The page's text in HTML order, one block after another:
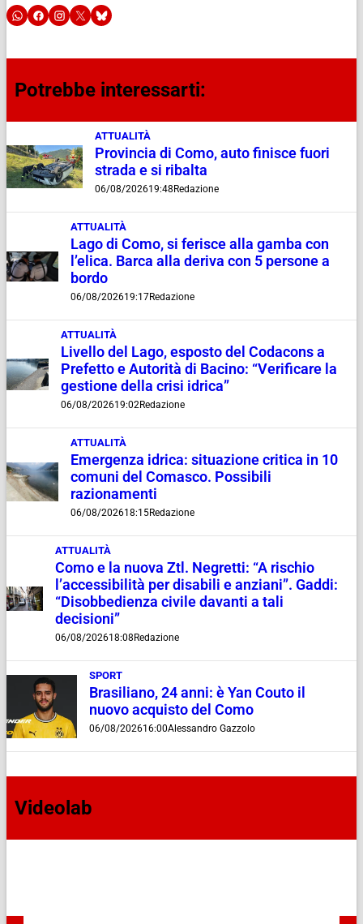
Potrebbe interessarti:
ATTUALITÀ
Provincia di Como, auto finisce fuori
strada e si ribalta
06/08/202619:48 Redazione
ATTUALITÀ
Lago di Como, si ferisce alla gamba con
l’elica. Barca alla deriva con 5 persone a
bordo
06/08/202619:17Redazione
ATTUALITÀ
Livello del Lago, esposto del Codacons a
Prefetto e Autorità di Bacino: “Verificare la
gestione della crisi idrica”
06/08/202619:02Redazione
ATTUALITÀ
Emergenza idrica: situazione critica in 10
comuni del Comasco. Possibili
razionamenti
06/08/202618:15Redazione
ATTUALITÀ
Como e la nuova Ztl. Negretti: “A rischio
l’accessibilità per disabili e anziani”. Gaddi:
“Disobbedienza civile davanti a tali
decisioni”
06/08/202618:08 Redazione
SPORT
Brasiliano, 24 anni: è Yan Couto il
nuovo acquisto del Como
06/08/202616:00Alessandro Gazzolo
Videolab